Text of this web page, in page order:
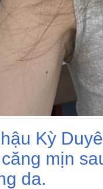
Kỳ
mịn
da.